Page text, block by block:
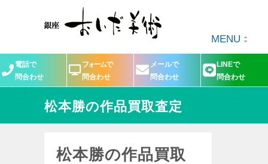
MENU
電話で
問合わせ
フォームで
問合わせ
メールで
問合わせ
LINEで
問合わせ
松本勝の作品買取査定
松本勝の作品買取